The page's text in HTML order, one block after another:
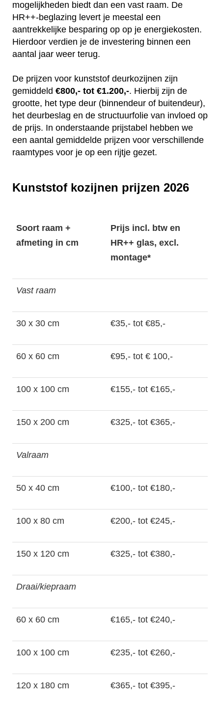
mogelijkheden biedt dan een vast raam. De
HR++-beglazing levert je meestal een
aantrekkelijke besparing op op je energiekosten.
Hierdoor verdien je de investering binnen een
aantal jaar weer terug.
De prijzen voor kunststof deurkozijnen zijn
gemiddeld €800,- tot €1.200,-. Hierbij zijn de
grootte, het type deur (binnendeur of buitendeur),
het deurbeslag en de structuurfolie van invloed op
de prijs. In onderstaande prijstabel hebben we
een aantal gemiddelde prijzen voor verschillende
raamtypes voor je op een rijtje gezet.
Kunststof kozijnen prijzen 2026
Soort raam +
afmeting in cm
Prijs incl. btw en
HR++ glas, excl.
montage*
Vast raam
30 x 30 cm €35,- tot €85,-
60 x 60 cm €95,- tot € 100,-
100 x 100 cm €155,- tot €165,-
150 x 200 cm €325,- tot €365,-
Valraam
50 x 40 cm €100,- tot €180,-
100 x 80 cm €200,- tot €245,-
150 x 120 cm €325,- tot €380,-
Draai/kiepraam
60 x 60 cm €165,- tot €240,-
100 x 100 cm €235,- tot €260,-
120 x 180 cm €365,- tot €395,-